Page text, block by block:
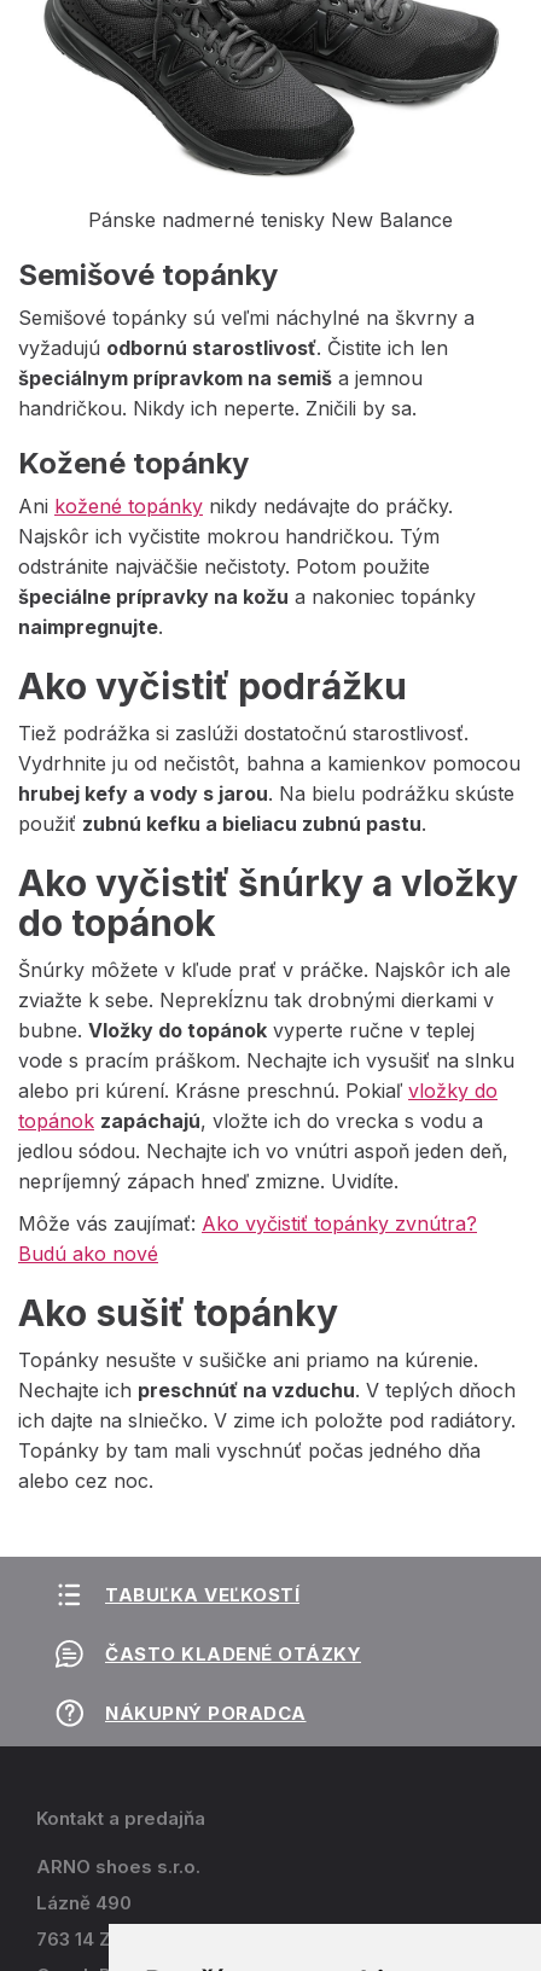
Pánske nadmerné tenisky New Balance
Semišové topánky
Semišové topánky sú veľmi náchylné na škvrny a
vyžadujú odbornú starostlivosť. Čistite ich len
špeciálnym prípravkom na semiš a jemnou
handričkou. Nikdy ich neperte. Zničili by sa.
Kožené topánky
Ani kožené topánky nikdy nedávajte do práčky.
Najskôr ich vyčistite mokrou handričkou. Tým
odstránite najväčšie nečistoty. Potom použite
špeciálne prípravky na kožu a nakoniec topánky
naimpregnujte.
Ako vyčistiť podrážku
Tiež podrážka si zaslúži dostatočnú starostlivosť.
Vydrhnite ju od nečistôt, bahna a kamienkov pomocou
hrubej kefy a vody s jarou. Na bielu podrážku skúste
použiť zubnú kefku a bieliacu zubnú pastu.
Ako vyčistiť šnúrky a vložky
do topánok
Šnúrky môžete v kľude prať v práčke. Najskôr ich ale
zviažte k sebe. Neprekĺznu tak drobnými dierkami v
bubne. Vložky do topánok vyperte ručne v teplej
vode s pracím práškom. Nechajte ich vysušiť na slnku
alebo pri kúrení. Krásne preschnú. Pokiaľ vložky do
topánok zapáchajú, vložte ich do vrecka s vodu a
jedlou sódou. Nechajte ich vo vnútri aspoň jeden deň,
nepríjemný zápach hneď zmizne. Uvidíte.
Môže vás zaujímať: Ako vyčistiť topánky zvnútra?
Budú ako nové
Ako sušiť topánky
Topánky nesušte v sušičke ani priamo na kúrenie.
Nechajte ich preschnúť na vzduchu. V teplých dňoch
ich dajte na slniečko. V zime ich položte pod radiátory.
Topánky by tam mali vyschnúť počas jedného dňa
alebo cez noc.
TABUĽKA VEĽKOSTÍ
ČASTO KLADENÉ OTÁZKY
NÁKUPNÝ PORADCA
Kontakt a predajňa
ARNO shoes s.r.o.
Lázně 490
763 14 Zlín - Kostelec